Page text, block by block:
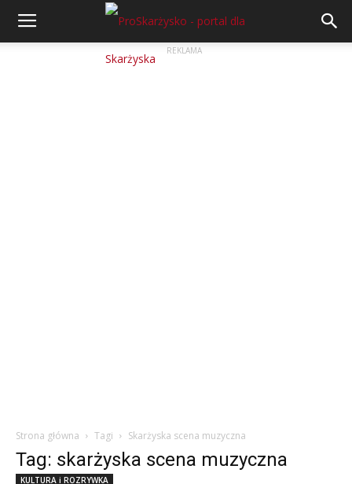
REKLAMA
Strona główna Tagi Skarżyska scena muzyczna
Tag: skarżyska scena muzyczna
KULTURA i ROZRYWKA